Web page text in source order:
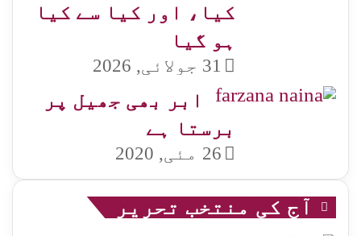
کیا، اور کیا سے کیا
ہو گیا
31 جولائی, 2026
ابر بھی جھیل پر
برستا ہے
26 مئی, 2020
آج کی منتخب تحریر